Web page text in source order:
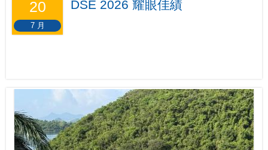
20
7 月
DSE 2026 耀眼佳績